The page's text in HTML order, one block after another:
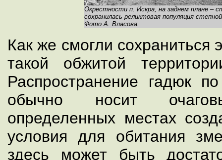
Окрестности п. Искра, на заднем плане –
сохранилась реликтовая популяция
Фото А. Власова.
Как же смогли сохраниться
такой обжитой
Распространение гадюк
обычно носит
определенных местах
условия для обитания
здесь может быть